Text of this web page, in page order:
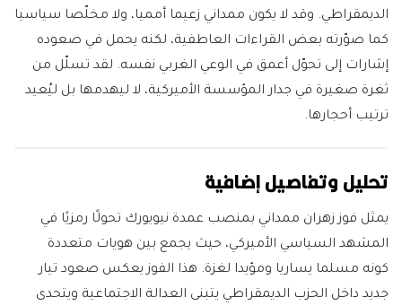
الديمقراطي. وقد لا يكون ممداني زعيما أمميا، ولا مخلّصا سياسيا
كما صوّرته بعض القراءات العاطفية، لكنه يحمل في صعوده
إشارات إلى تحوّل أعمق في الوعي الغربي نفسه. لقد تسلّل من
ثغرة صغيرة في جدار المؤسسة الأميركية، لا ليهدمها بل ليُعيد
ترتيب أحجارها.
تحليل وتفاصيل إضافية
يمثل فوز زهران ممداني بمنصب عمدة نيويورك تحولًا رمزيًا في
المشهد السياسي الأميركي، حيث يجمع بين هويات متعددة
كونه مسلما يساريا ومؤيدا لغزة. هذا الفوز يعكس صعود تيار
جديد داخل الحزب الديمقراطي يتبنى العدالة الاجتماعية ويتحدى